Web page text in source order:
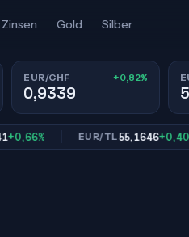
Zinsen Gold Silber
EUR/CHF +0,82%
0,9339
EUR/TL55,1646+0,40%